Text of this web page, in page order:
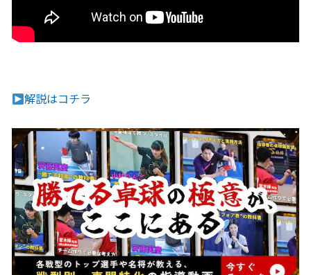
解説はコチラ